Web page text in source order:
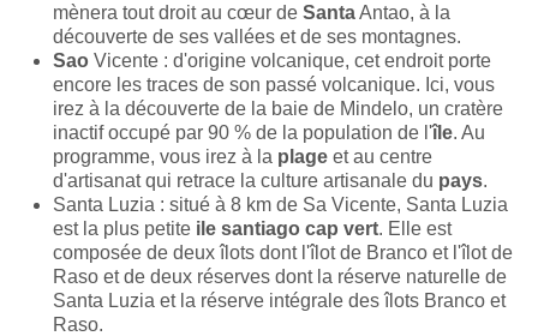
mènera tout droit au cœur de SantaAntao, à la
découverte de ses vallées et de ses montagnes.
Sao Vicente : d'origine volcanique, cet endroit porte
encore les traces de son passé volcanique. Ici, vous
irez à la découverte de la baie de Mindelo, un cratère
inactif occupé par 90 % de la population de l'île. Au
programme, vous irez à la plage et au centre
d'artisanat qui retrace la culture artisanale du pays.
Santa Luzia : situé à 8 km de Sa Vicente, Santa Luzia
est la plus petite ile santiago cap vert. Elle est
composée de deux îlots dont l'îlot de Branco et l'îlot de
Raso et de deux réserves dont la réserve naturelle de
Santa Luzia et la réserve intégrale des îlots Branco et
Raso.